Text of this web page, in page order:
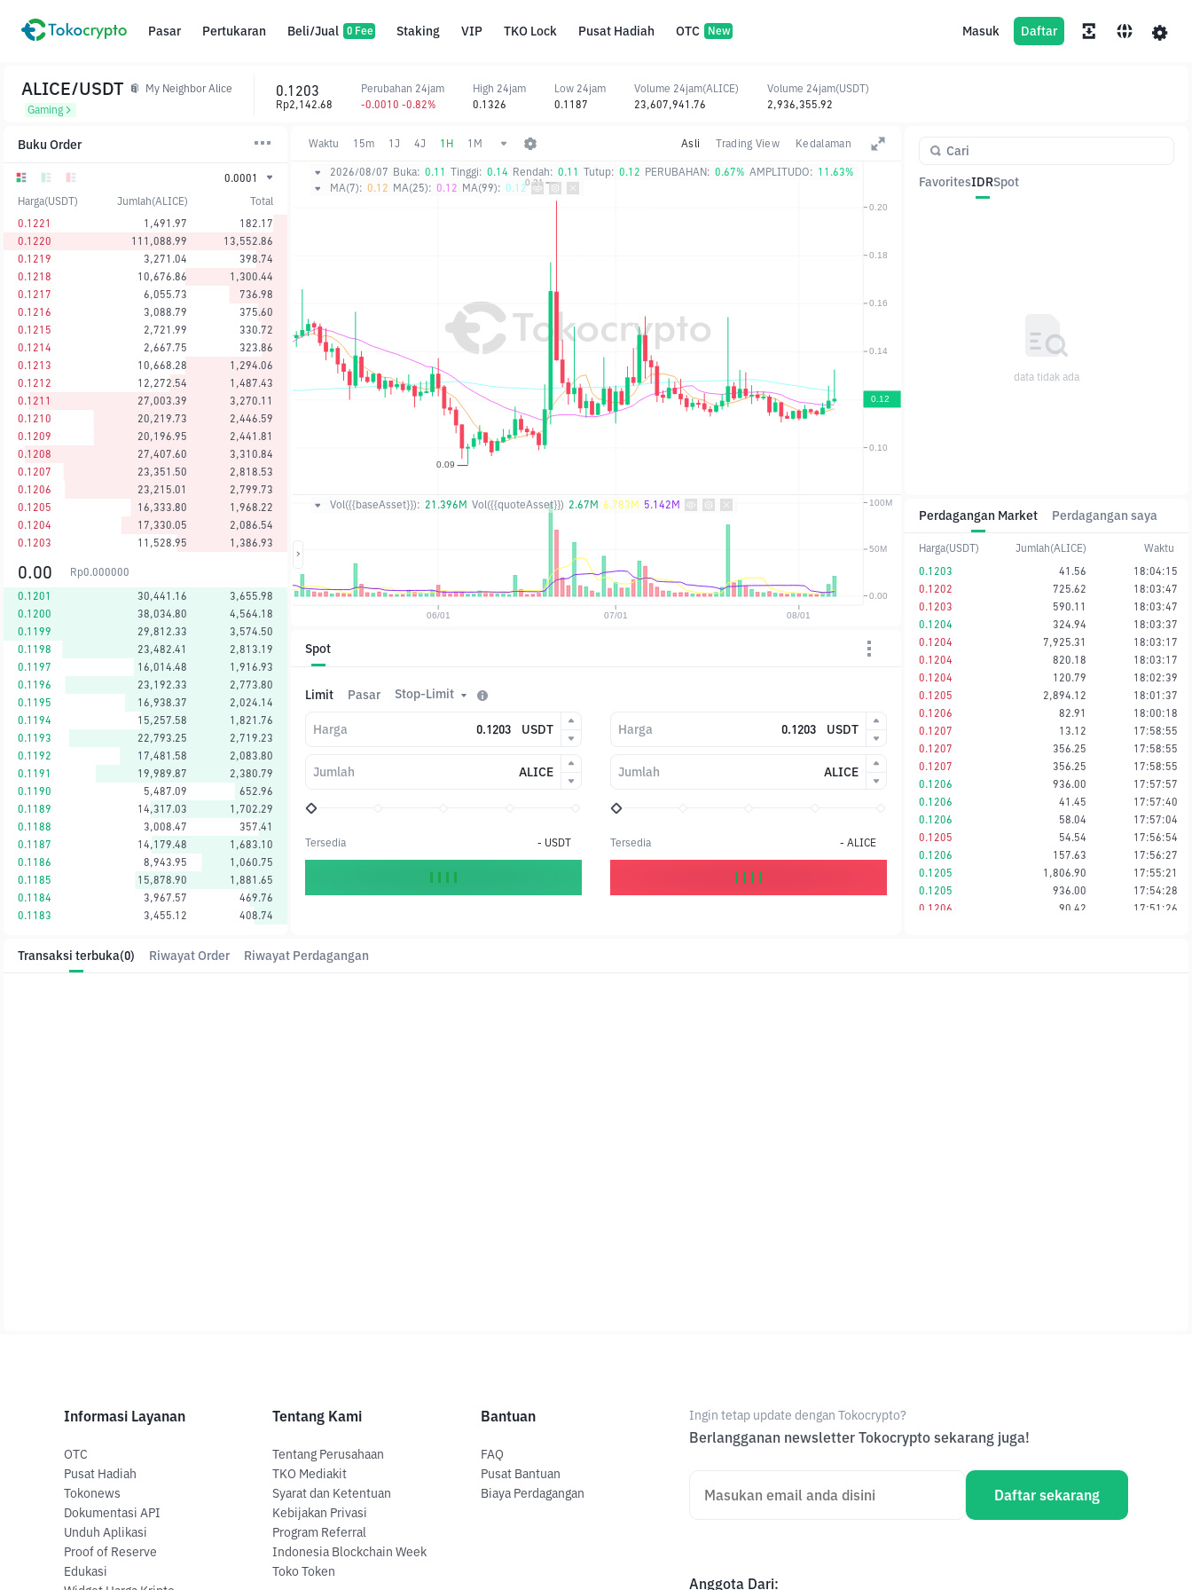
Pasar Pertukaran Beli/Jual 0 Fee Staking VIP TKO Lock Pusat Hadiah OTC New Masuk Daftar
Buku Order
0.0001
Harga(USDT)
Jumlah(ALICE)
Total
0.1221
1,491.97
182.17
0.1220
111,088.99
13,552.86
0.1219
3,271.04
398.74
0.1218
10,676.86
1,300.44
0.1217
6,055.73
736.98
0.1216
3,088.79
375.60
0.1215
2,721.99
330.72
0.1214
2,667.75
323.86
0.1213
10,668.28
1,294.06
0.1212
12,272.54
1,487.43
0.1211
27,003.39
3,270.11
0.1210
20,219.73
2,446.59
0.1209
20,196.95
2,441.81
0.1208
27,407.60
3,310.84
0.1207
23,351.50
2,818.53
0.1206
23,215.01
2,799.73
0.1205
16,333.80
1,968.22
0.1204
17,330.05
2,086.54
0.1203
11,528.95 1,386.93
0.00 Rp0.000000
0.1201
30,441.16
3,655.98
0.1200
38,034.80
4,564.18
0.1199
29,812.33
3,574.50
0.1198
23,482.41
2,813.19
0.1197
16,014.48
1,916.93
0.1196
23,192.33
2,773.80
0.1195
16,938.37
2,024.14
0.1194
15,257.58
1,821.76
0.1193
22,793.25
2,719.23
0.1192
17,481.58
2,083.80
0.1191
19,989.87
2,380.79
0.1190
5,487.09
652.96
0.1189
14,317.03
1,702.29
0.1188
3,008.47
357.41
0.1187
14,179.48
1,683.10
0.1186
8,943.95
1,060.75
0.1185
15,878.90
1,881.65
0.1184
3,967.57
469.76
0.1183
3,455.12 408.74
Waktu 15m 1J 4J 1H 1M Asli Trading View Kedalaman
2026/08/07 Buka: 0.11 Tinggi: 0.14 Rendah: 0.11 Tutup: 0.12 PERUBAHAN: 0.67% AMPLITUDO: 11.63%
MA(7): 0.12 MA(25): 0.12 MA(99): 0.12
Vol({{baseAsset}}): 21.396M Vol({{quoteAsset}}) 2.67M 6.783M 5.142M
ALICE/USDT
My Neighbor Alice
Gaming
0.1203
Rp2,142.68
Perubahan 24jam
-0.0010 -0.82%
High 24jam
0.1326
Low 24jam
0.1187
Volume 24jam(ALICE)
23,607,941.76
Volume 24jam(USDT)
2,936,355.92
Spot
Limit Pasar Stop-Limit
Harga USDT
Jumlah ALICE
Tersedia - USDT
Harga USDT
Jumlah ALICE
Tersedia - ALICE
Perdagangan Market Perdagangan saya
Harga(USDT) Jumlah(ALICE)
Waktu
0.1203
41.56
18:04:15
0.1202
725.62
18:03:47
0.1203
590.11
18:03:47
0.1204
324.94
18:03:37
0.1204
7,925.31
18:03:17
0.1204
820.18
18:03:17
0.1204
120.79
18:02:39
0.1205
2,894.12
18:01:37
0.1206
82.91
18:00:18
0.1207
13.12
17:58:55
0.1207
356.25
17:58:55
0.1207
356.25
17:58:55
0.1206
936.00
17:57:57
0.1206
41.45
17:57:40
0.1206
58.04
17:57:04
0.1205
54.54
17:56:54
0.1206
157.63
17:56:27
0.1205
1,806.90
17:55:21
0.1205
936.00
17:54:28
0.1206
90.42
17:51:26
FavoritesIDRSpot
data tidak ada
Transaksi terbuka(0) Riwayat Order Riwayat Perdagangan
Informasi Layanan
OTC
Pusat Hadiah
Tokonews
Dokumentasi API
Unduh Aplikasi
Proof of Reserve
Edukasi
Tentang Kami
Tentang Perusahaan
TKO Mediakit
Syarat dan Ketentuan
Kebijakan Privasi
Program Referral
Indonesia Blockchain Week
Toko Token
Bantuan
FAQ
Pusat Bantuan
Biaya Perdagangan
Ingin tetap update dengan Tokocrypto?
Berlangganan newsletter Tokocrypto sekarang juga!
Daftar sekarang
Anggota Dari: